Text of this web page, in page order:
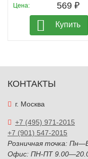
Цена: 569 ₽
Купить
КОНТАКТЫ
г. Москва
+7 (495) 971-2015
+7 (901) 547-2015
Розничная точка:
Офис: ПН-ПТ